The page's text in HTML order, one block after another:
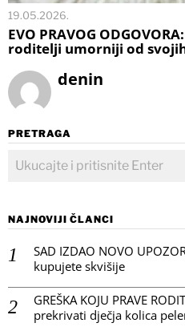
19.05.2026.
EVO PRAVOG
roditelji umorniji od
denin
PRETRAGA
NAJNOVIJI ČLANCI
SAD IZDAO NOVO
kupujete skvišije
GREŠKA KOJU PRAVE
prekrivati dječja kolica